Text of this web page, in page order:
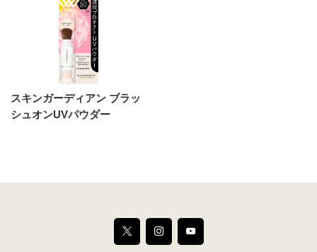
スキンガーディアン ブラッ
シュオンUVパウダー